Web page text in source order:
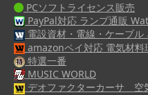
PCソフトライセンス販売
PayPal対応 ランプ通販
電設資材・電線・ケーブ
amazonペイ対応 電気材
特選一番
MUSIC WORLD
デオファクターカーサ 空